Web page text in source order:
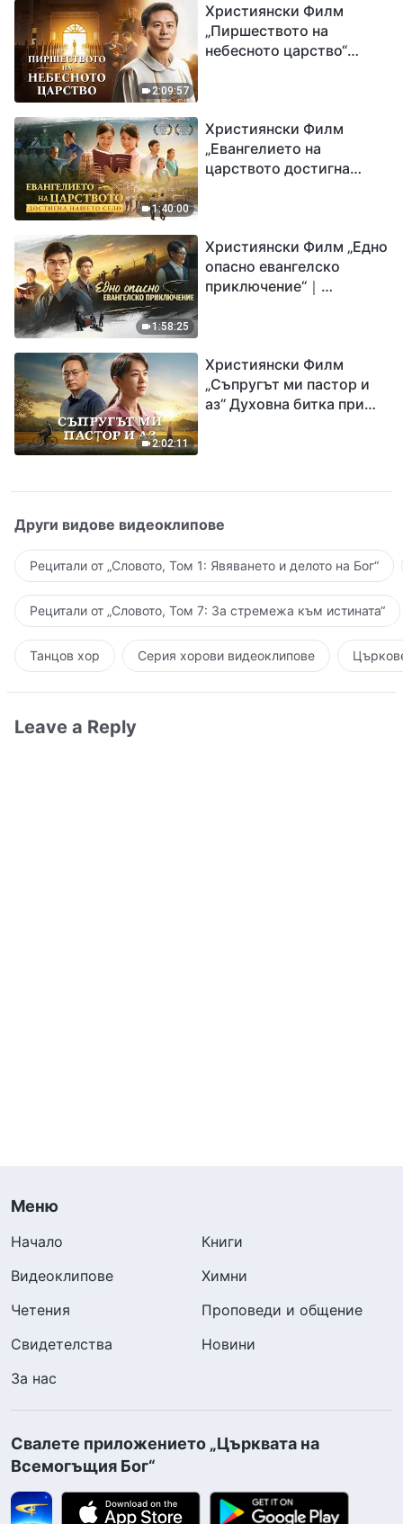
2:09:57
Християнски Филм
„Пиршеството на
небесното царство“
1:40:00
Християнски Филм
„Евангелието на
царството достигна
1:58:25
Християнски Филм „Едно
опасно евангелско
приключение“｜
Исус
2:02:11
Християнски Филм
„Съпругът ми пастор и
аз“ Духовна битка при
Други видове видеоклипове
Рецитали от „Словото, Том 1: Явяването и делото на Бог“
Рецитали от „Словото, Том 7: За стремежа към истината“
Танцов хор Серия хорови видеоклипове
Leave a Reply
Меню
Начало
Книги
Видеоклипове
Химни
Четения
Проповеди и общение
Свидетелства
Новини
За нас
Свалете приложението „Църквата на
Всемогъщия Бог“